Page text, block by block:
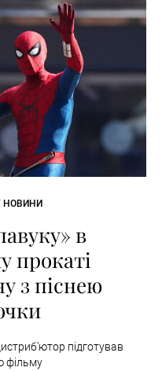
НОВИНИ
в
прокаті
з піснею
підготував
фільму